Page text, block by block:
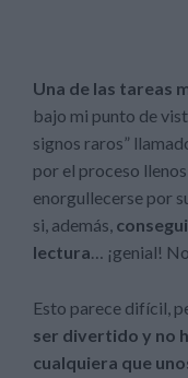
Una de las tareas
bajo mi punto de
signos raros”
por el proceso
enorgullecerse por
si, además,
lectura… ¡genial!
Esto parece difícil,
ser divertido y no
cualquiera que